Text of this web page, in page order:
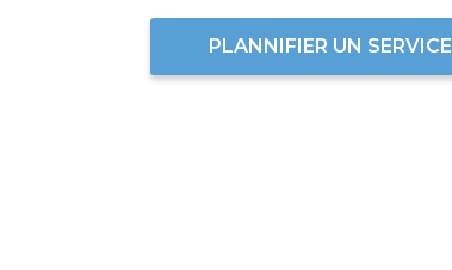
PLANNIFIER UN SERVICE